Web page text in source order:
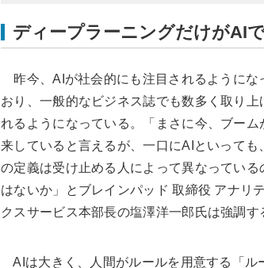
ディープラーニングだけがAI
昨今、AIが社会的にも注目されるようにな
おり、一般的なビジネス誌でも数多く取り上
れるようになっている。「まさに今、ブーム
来していると言えるが、一口にAIといっても
の定義は受け止める人によって異なっている
はないか」とブレインパッド 取締役 アナリ
クスサービス本部長の塩澤洋一郎氏は強調す
AIは大きく、人間がルールを用意する「ル